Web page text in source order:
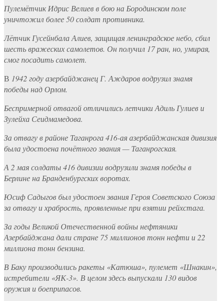
Пулемётчик Идрис Велиев в бою на Бородинском поле
уничтожил более 50 солдат противника.
Лётчик Гусейнбала Алиев, защищая ленинградское небо, сбил
шесть вражеских самолетов. Он получил 17 ран, но, умирая,
смог посадить самолет.
В 1942 году азербайджанец Г. Аждаров водрузил знамя
победы над Орлом.
Беспримерной отвагой отличились летчики Адиль Гулиев и
Зулейха Сеидмамедова.
За отвагу в районе Таганрога 416-ая азербайджанская дивизия
была удостоена почётного звания — Таганрогская.
А 2 мая солдаты 416 дивизии водрузили знамя победы в
Берлине на Бранденбургских воротах.
Юсиф Садыгов был удостоен звания Героя Советского Союза
за отвагу и храбрость, проявленные при взятии рейхстага.
За годы Великой Отечественной войны нефтяники
Азербайджана дали стране 75 миллионов тонн нефти и 22
миллиона тонн бензина.
В Баку производились ракеты «Катюша», пулемет «Шнакин»,
истребители «ЯК-3». В целом здесь выпускали 130 видов
оружия и боеприпасов.